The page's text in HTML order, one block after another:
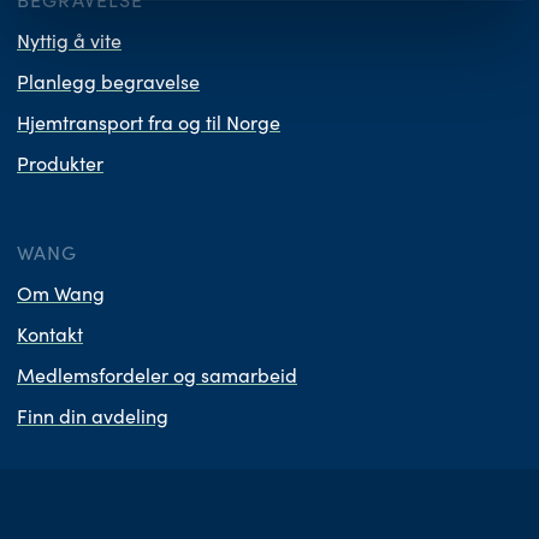
Nyttig å vite
Planlegg begravelse
Hjemtransport fra og til Norge
Produkter
WANG
Om Wang
Kontakt
Medlemsfordeler og samarbeid
Finn din avdeling